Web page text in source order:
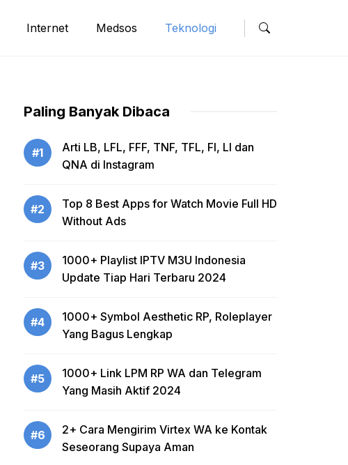
Internet Medsos Teknologi
Paling Banyak Dibaca
#1
Arti LB, LFL, FFF, TNF, TFL, FI, LI dan
QNA di Instagram
#2
Top 8 Best Apps for Watch Movie Full HD
Without Ads
#3
1000+ Playlist IPTV M3U Indonesia
Update Tiap Hari Terbaru 2024
#4
1000+ Symbol Aesthetic RP, Roleplayer
Yang Bagus Lengkap
#5
1000+ Link LPM RP WA dan Telegram
Yang Masih Aktif 2024
#6
2+ Cara Mengirim Virtex WA ke Kontak
Seseorang Supaya Aman